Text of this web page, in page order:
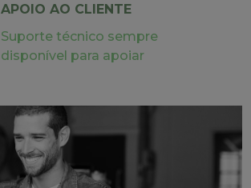
APOIO AO CLIENTE
Suporte técnico sempre
disponível para apoiar